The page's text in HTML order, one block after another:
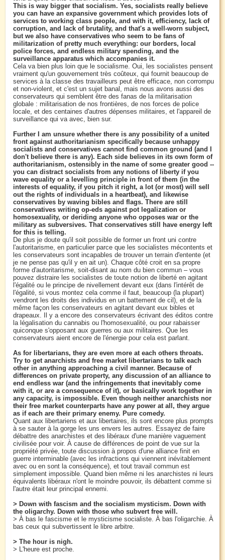
This is way bigger that socialism. Yes, socialists really believe
you can have an expansive government which provides lots of
services to working class people, and with it, efficiency, lack of
corruption, and lack of brutality, and that's a well-worn subject,
but we also have conservatives who seem to be fans of
militarization of pretty much everything: our borders, local
police forces, and endless military spending, and the
surveillance apparatus which accompanies it.
Cela va bien plus loin que le socialisme. Oui, les socialistes pensent
vraiment qu'un gouvernement très coûteux, qui fournit beaucoup de
services à la classe des travailleurs peut être efficace, non corrompu
et non-violent, et c'est un sujet banal, mais nous avons aussi des
conservateurs qui semblent être des fanas de la militarisation
globale : militarisation de nos frontières, de nos forces de police
locale, et des centaines d'autres dépenses militaires, et l'appareil de
surveillance qui va avec, bien sur.
Further I am unsure whether there is any possibility of a united
front against authoritarianism specifically because unhappy
socialists and conservatives cannot find common ground (and I
don't believe there is any). Each side believes in its own form of
authoritarianism, ostensibly in the name of some greater good --
you can distract socialists from any notions of liberty if you
wave equality or a levelling principle in front of them (in the
interests of equality, if you pitch it right, a lot (or most) will sell
out the rights of individuals in a heartbeat), and likewise
conservatives by waving bibles and flags. There are still
conservatives writing op-eds against pot legalization or
homosexuality, or deriding anyone who opposes war or the
military as subversives. That conservatives still have energy left
for this is telling.
De plus je doute qu'il soit possible de former un front uni contre
l'autoritarisme, en particulier parce que les socialistes mécontents et
les conservateurs sont incapables de trouver un terrain d'entente (et
je ne pense pas qu'il y en ait un). Chaque côté croit en sa propre
forme d'autoritarisme, soit-disant au nom du bien commun – vous
pouvez distraire les socialistes de toute notion de liberté en agitant
l'égalité ou le principe de nivellement devant eux (dans l'intérêt de
l'égalité, si vous montez cela comme il faut, beaucoup (la plupart)
vendront les droits des individus en un battement de cil), et de la
même façon les conservateurs en agitant devant eux bibles et
drapeaux. Il y a encore des conservateurs écrivant des éditos contre
la légalisation du cannabis ou l'homosexualité, ou pour rabaisser
quiconque s'opposant aux guerres ou aux militaires. Que les
conservateurs aient encore de l'énergie pour cela est parlant.
As for libertarians, they are even more at each others throats.
Try to get anarchists and free market libertarians to talk each
other in anything approaching a civil manner. Because of
differences on private property, any discussion of an alliance to
end endless war (and the infringements that inevitably come
with it, or are a consequence of it), or basically work together in
any capacity, is impossible. Even though neither anarchists nor
their free market counterparts have any power at all, they argue
as if each are their primary enemy. Pure comedy.
Quant aux libertariens et aux libertaires, ils sont encore plus prompts
à se sauter à la gorge les uns envers les autres. Essayez de faire
débattre des anarchistes et des libéraux d'une manière vaguement
civilisée pour voir. À cause de différences de point de vue sur la
propriété privée, toute discussion à propos d'une alliance finit en
guerre interminable (avec les infractions qui viennent inévitablement
avec ou en sont la conséquence), et tout travail commun est
simplement impossible. Quand bien même ni les anarchistes ni leurs
équivalents libéraux n'ont le moindre pouvoir, ils débattent comme si
l'autre était leur principal ennemi.
> Down with fascism and the socialism mysticism. Down with
the oligarchy. Down with those who subvert free will.
> À bas le fascisme et le mysticisme socialiste. À bas l'oligarchie. À
bas ceux qui subvertissent le libre arbitre.
> The hour is nigh.
> L'heure est proche.